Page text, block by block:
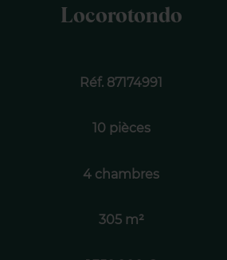
Locorotondo
Réf. 87174991
10 pièces
4 chambres
305 m²